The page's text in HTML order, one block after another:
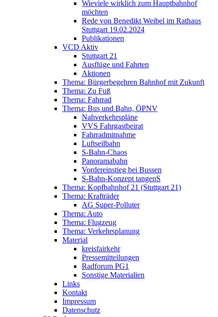
Wieviele wirklich zum Hauptbahnhof
möchten
Rede von Benedikt Weibel im Rathaus
Stuttgart 19.02.2024
Publikationen
VCD Aktiv
Stuttgart 21
Ausflüge und Fahrten
Aktionen
Thema: Bürgerbegehren Bahnhof mit Zukunft
Thema: Zu Fuß
Thema: Fahrrad
Thema: Bus und Bahn, ÖPNV
Nahverkehrspläne
VVS Fahrgastbeirat
Fahrradmitnahme
Luftseilbahn
S-Bahn-Chaos
Panoramabahn
Vordereinstieg bei Bussen
S-Bahn-Konzept tangenS
Thema: Kopfbahnhof 21 (Stuttgart 21)
Thema: Krafträder
AG Super-Polluter
Thema: Auto
Thema: Flugzeug
Thema: Verkehrsplanung
Material
kreisfairkehr
Pressemitteilungen
Radforum PG1
Sonstige Materialien
Links
Kontakt
Impressum
Datenschutz